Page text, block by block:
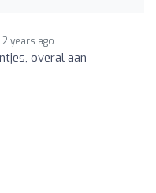
2 years ago
overal aan